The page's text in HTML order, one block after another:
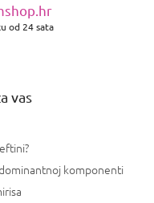
od 24 sata
vas
komponenti